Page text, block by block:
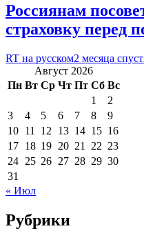
Россиянам
страховку перед
RT на русском2 месяца
Август 2026
Пн Вт Ср Чт Пт Сб Вс
1
2
3
4 5 6 7 8
9
10 11 12 13 14 15 16
17 18 19 20 21 22 23
24 25 26 27 28 29 30
31
« Июл
Рубрики